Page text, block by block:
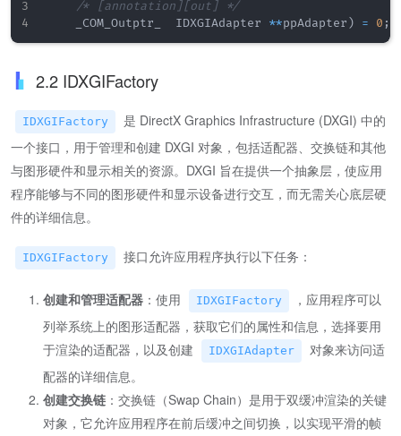
/* [annotation][out] */
    _COM_Outptr_  IDXGIAdapter
**ppAdapter ) = 0 ;
2.2 IDXGIFactory
IDXGIFactory
是 DirectX Graphics Infrastructure (DXGI) 中的
一个接口，用于管理和创建 DXGI 对象，包括适配器、交换链和其他
与图形硬件和显示相关的资源。DXGI 旨在提供一个抽象层，使应用
程序能够与不同的图形硬件和显示设备进行交互，而无需关心底层硬
件的详细信息。
IDXGIFactory 接口允许应用程序执行以下任务：
创建和管理适配器 ：使用 IDXGIFactory
，应用程序可以
列举系统上的图形适配器，获取它们的属性和信息，选择要用
于渲染的适配器，以及创建
IDXGIAdapter
对象来访问适
配器的详细信息。
创建交换链 ：交换链（Swap Chain）是用于双缓冲渲染的关键
对象，它允许应用程序在前后缓冲之间切换，以实现平滑的帧